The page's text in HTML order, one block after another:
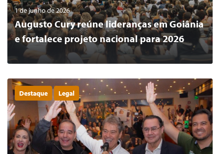
1 de junho de 2026
Augusto Cury reúne lideranças em Goiânia
e fortalece projeto nacional para 2026
LER MAIS 0
Destaque Legal